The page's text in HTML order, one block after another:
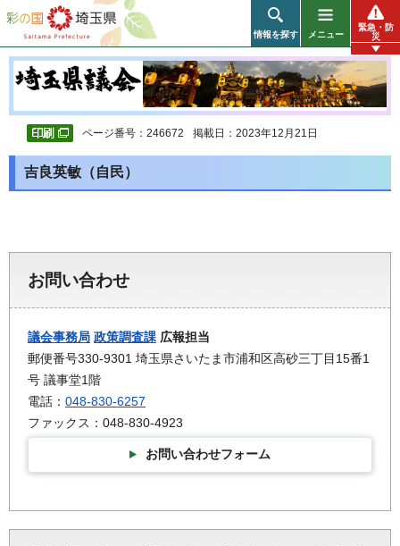
彩の国 埼玉県
情報を探す メニュー
緊急・防
災
ページ番号：246672 掲載日：2023年12月21日
吉良英敏（自民）
お問い合わせ
議会事務局 政策調査課 広報担当
郵便番号330-9301 埼玉県さいたま市浦和区高砂三丁目15番1
号 議事堂1階
電話： 048-830-6257
ファックス：048-830-4923
お問い合わせフォーム